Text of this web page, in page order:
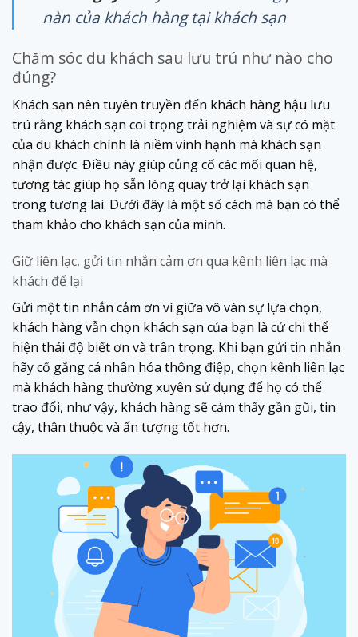
nàn của khách hàng tại khách sạn
Chăm sóc du khách sau lưu trú như nào cho
đúng?
Khách sạn nên tuyên truyền đến khách hàng hậu lưu
trú rằng khách sạn coi trọng trải nghiệm và sự có mặt
của du khách chính là niềm vinh hạnh mà khách sạn
nhận được. Điều này giúp củng cố các mối quan hệ,
tương tác giúp họ sẵn lòng quay trở lại khách sạn
trong tương lai. Dưới đây là một số cách mà bạn có thể
tham khảo cho khách sạn của mình.
Giữ liên lạc, gửi tin nhắn cảm ơn qua kênh liên lạc mà
khách để lại
Gửi một tin nhắn cảm ơn vì giữa vô vàn sự lựa chọn,
khách hàng vẫn chọn khách sạn của bạn là cử chi thể
hiện thái độ biết ơn và trân trọng. Khi bạn gửi tin nhắn
hãy cố gắng cá nhân hóa thông điệp, chọn kênh liên lạc
mà khách hàng thường xuyên sử dụng để họ có thể
trao đổi, như vậy, khách hàng sẽ cảm thấy gần gũi, tin
cậy, thân thuộc và ấn tượng tốt hơn.